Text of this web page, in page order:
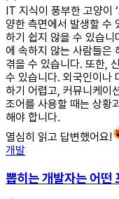
IT 지식이 풍부한 고양이
양한 측면에서 발생할 수
하기 쉽지 않을 수 있습
에 속하지 않는 사람들은
겪을 수 있습니다. 또한,
수 있습니다. 외국인이나
하기 어렵고, 커뮤니케이
조어를 사용할 때는 상황
해야 합니다.
열심히 읽고 답변했어요!
개발
뽑히는 개발자는 어떤